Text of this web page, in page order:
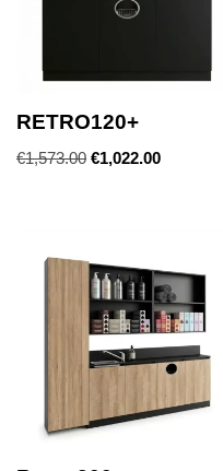
RETRO120+
€1,573.00 €1,022.00